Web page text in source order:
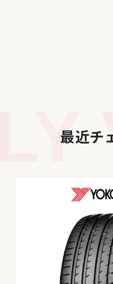
最近チ